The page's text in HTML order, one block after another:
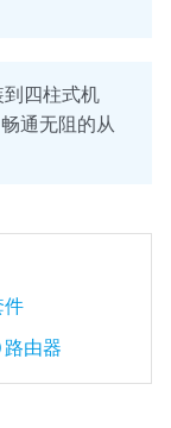
四柱式机
通无阻的从
件
由器